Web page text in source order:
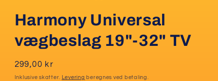
Harmony Universal
vægbeslag 19"-32" TV
Normalpris
299,00 kr
Inklusive skatter. Levering beregnes ved betaling.